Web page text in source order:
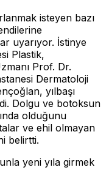
isteyen bazı
uyarıyor. İstinye
Plastik,
Prof. Dr.
Dermatoloji
yılbaşı
Dolgu ve botoksun
olduğunu
ve ehil olmayan
belirtti.
yeni yıla girmek